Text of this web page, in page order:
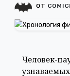
Человек-
ОТ